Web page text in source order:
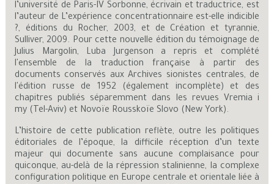
l’université de Paris-IV Sorbonne, écrivain et traductrice, est
l’auteur de L’expérience concentrationnaire est-elle indicible
?, éditions du Rocher, 2003, et de Création et tyrannie,
Sulliver, 2009. Pour cette nouvelle édition du témoignage de
Julius Margolin, Luba Jurgenson a repris et complété
l'ensemble de la traduction française à partir des
documents conservés aux Archives sionistes centrales, de
l'édition russe de 1952 (également incomplète) et des
chapitres publiés séparemment dans les revues Vremia i
my (Tel-Aviv) et Novoïe Rousskoïe Slovo (New York).
L’histoire de cette publication reflète, outre les politiques
éditoriales de l’époque, la difficile réception d’un texte
majeur qui documente sans aucune complaisance pour
quiconque, au-delà de la répression stalinienne, la complexe
configuration politique en Europe centrale et orientale liée à